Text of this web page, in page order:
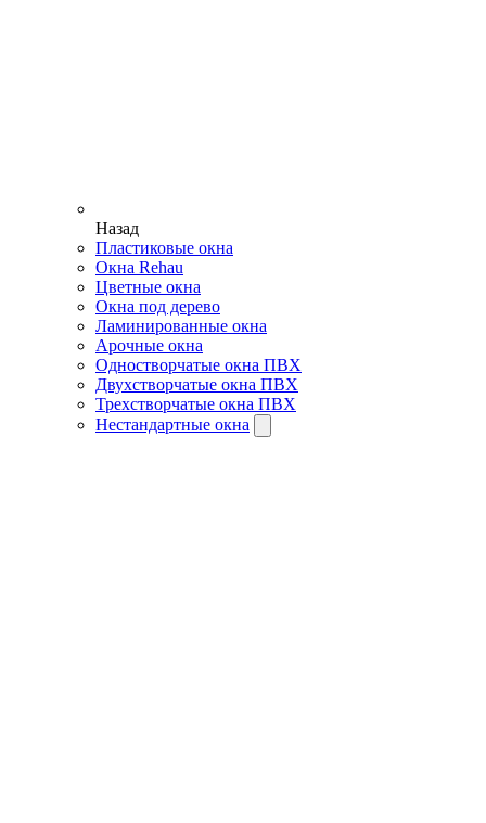
Назад
Пластиковые окна
Окна Rehau
Цветные окна
Окна под дерево
Ламинированные окна
Арочные окна
Одностворчатые окна ПВХ
Двухстворчатые окна ПВХ
Трехстворчатые окна ПВХ
Нестандартные окна